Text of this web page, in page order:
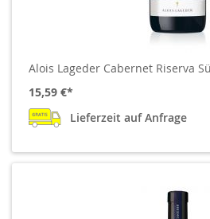
Alois Lageder Cabernet Riserva
15,59 €
Lieferzeit auf Anfrage